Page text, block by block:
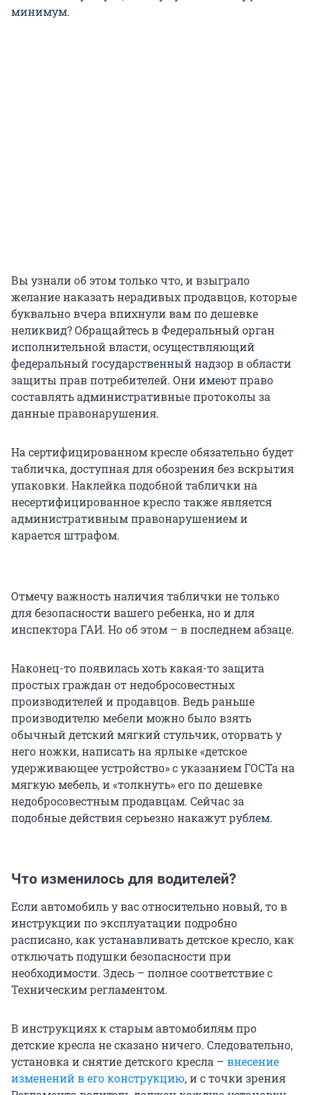
минимум.
Вы узнали об этом только что, и взыграло
желание наказать нерадивых продавцов, которые
буквально вчера впихнули вам по дешевке
неликвид? Обращайтесь в Федеральный орган
исполнительной власти, осуществляющий
федеральный государственный надзор в области
защиты прав потребителей. Они имеют право
составлять административные протоколы за
данные правонарушения.
На сертифицированном кресле обязательно будет
табличка, доступная для обозрения без вскрытия
упаковки. Наклейка подобной таблички на
несертифицированное кресло также является
административным правонарушением и
карается штрафом.
Отмечу важность наличия таблички не только
для безопасности вашего ребенка, но и для
инспектора ГАИ. Но об этом – в последнем абзаце.
Наконец-то появилась хоть какая-то защита
простых граждан от недобросовестных
производителей и продавцов. Ведь раньше
производителю мебели можно было взять
обычный детский мягкий стульчик, оторвать у
него ножки, написать на ярлыке «детское
удерживающее устройство» с указанием ГОСТа на
мягкую мебель, и «толкнуть» его по дешевке
недобросовестным продавцам. Сейчас за
подобные действия серьезно накажут рублем.
Что изменилось для водителей?
Если автомобиль у вас относительно новый, то в
инструкции по эксплуатации подробно
расписано, как устанавливать детское кресло, как
отключать подушки безопасности при
необходимости. Здесь – полное соответствие с
Техническим регламентом.
В инструкциях к старым автомобилям про
детские кресла не сказано ничего. Следовательно,
установка и снятие детского кресла – внесение
изменений в его конструкцию, и с точки зрения